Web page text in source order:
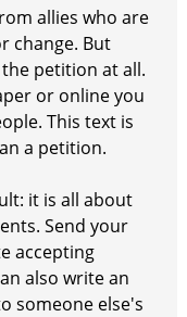
allies who are
change. But
petition at all.
or online you
This text is
a petition.
it is all about
Send your
accepting
also write an
someone else's